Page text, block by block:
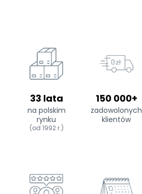
33 lata
na polskim
rynku
(od 1992 r.)
150 000+
zadowolonych
klientów